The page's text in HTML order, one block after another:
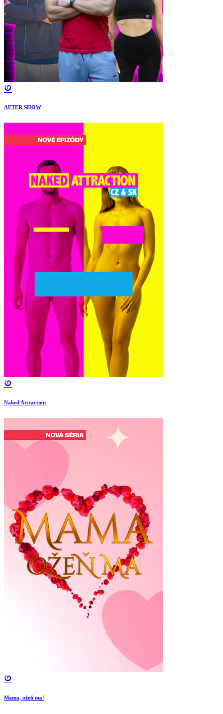
AFTER SHOW
Naked Attraction
Mama, ožeň ma!